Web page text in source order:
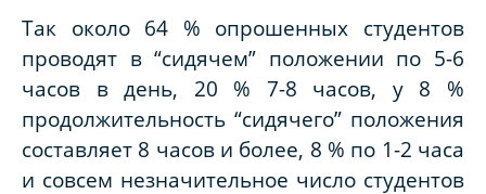
Так около 64 % опрошенных студентов
проводят в “сидячем” положении по 5-6
часов в день, 20 % 7-8 часов, у 8 %
продолжительность “сидячего” положения
составляет 8 часов и более, 8 % по 1-2 часа
и совсем незначительное число студентов